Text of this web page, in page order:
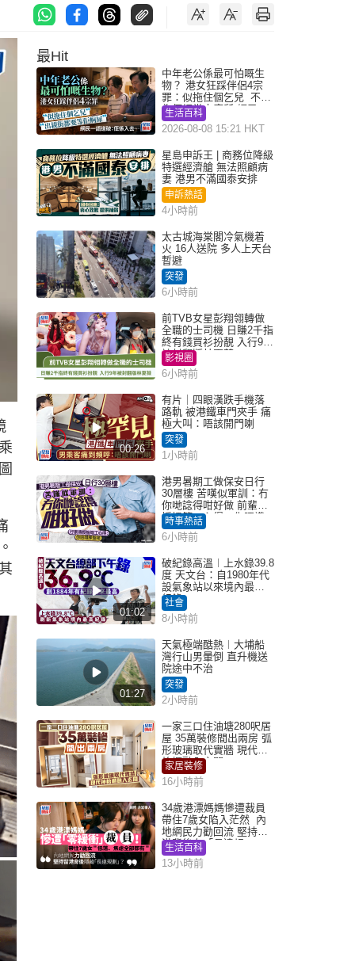
最Hit
中年老公係最可怕嘅生
物？ 港女狂踩伴侶4宗
罪：似拖住個乞兒 不解
為何經常去廁所 網民一
語道破
生活百科
2026-08-08 15:21 HKT
星島申訴王 | 商務位降級
特選經濟艙 無法照顧病
妻 港男不滿國泰安排
申訴熱話
4小時前
太古城海棠閣冷氣機着
火 16人送院 多人上天台
暫避
突發
6小時前
前TVB女星彭翔翎轉做
全職的士司機 日賺2千指
終有錢買衫扮靚 入行9年
被封翻版林夏薇
影視圈
6小時前
00:26
有片｜四眼漢跌手機落
路軌 被港鐵車門夾手 痛
極大叫：唔該開門喇
突發
1小時前
港男暑期工做保安日行
30層樓 苦嘆似軍訓：冇
你哋諗得咁好做 前輩傳
授搵筍工心得：你唔識
揀盤啫｜Juicy叮
時事熱話
6小時前
01:02
破紀錄高溫︱上水錄39.8
度 天文台：自1980年代
設氣象站以來境內最高
紀錄
社會
8小時前
01:27
天氣極端酷熱︱大埔船
灣行山男暈倒 直升機送
院途中不治
突發
2小時前
一家三口住油塘280呎居
屋 35萬裝修間出兩房 弧
形玻璃取代實牆 現代神
枱櫃融入玄關
家居裝修
16小時前
34歲港漂媽媽慘遭裁員
帶住7歲女陷入茫然 內
地網民力勸回流 堅持留
港背後有「長遠規
劃」？
生活百科
13小時前